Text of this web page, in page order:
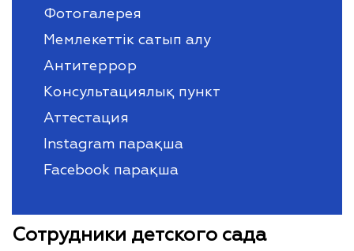
Фотогалерея
Мемлекеттік сатып алу
Антитеррор
Консультациялық пункт
Аттестация
Instagram парақша
Facebook парақша
Сотрудники детского сада